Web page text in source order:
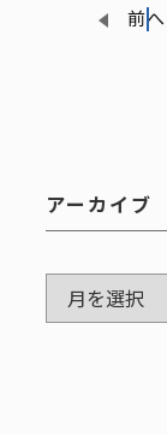
前へ
アーカイブ
ア